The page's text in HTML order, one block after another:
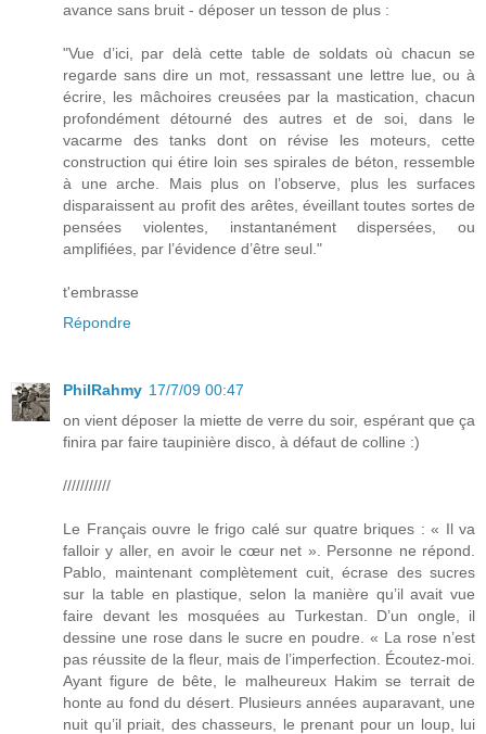
avance sans bruit - déposer un tesson de plus :
"Vue d’ici, par delà cette table de soldats où chacun se
regarde sans dire un mot, ressassant une lettre lue, ou à
écrire, les mâchoires creusées par la mastication, chacun
profondément détourné des autres et de soi, dans le
vacarme des tanks dont on révise les moteurs, cette
construction qui étire loin ses spirales de béton, ressemble
à une arche. Mais plus on l’observe, plus les surfaces
disparaissent au profit des arêtes, éveillant toutes sortes de
pensées violentes, instantanément dispersées, ou
amplifiées, par l’évidence d’être seul."
t'embrasse
Répondre
PhilRahmy 17/7/09 00:47
on vient déposer la miette de verre du soir, espérant que ça
finira par faire taupinière disco, à défaut de colline :)
///////////
Le Français ouvre le frigo calé sur quatre briques : « Il va
falloir y aller, en avoir le cœur net ». Personne ne répond.
Pablo, maintenant complètement cuit, écrase des sucres
sur la table en plastique, selon la manière qu’il avait vue
faire devant les mosquées au Turkestan. D’un ongle, il
dessine une rose dans le sucre en poudre. « La rose n’est
pas réussite de la fleur, mais de l’imperfection. Écoutez-moi.
Ayant figure de bête, le malheureux Hakim se terrait de
honte au fond du désert. Plusieurs années auparavant, une
nuit qu’il priait, des chasseurs, le prenant pour un loup, lui